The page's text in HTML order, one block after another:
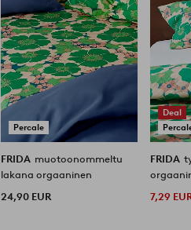
Percale
FRIDA muotoonommeltu
lakana orgaaninen
24,90 EUR
Deal
FRIDA
7,29